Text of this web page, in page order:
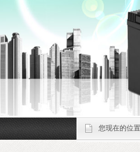
您现在的位